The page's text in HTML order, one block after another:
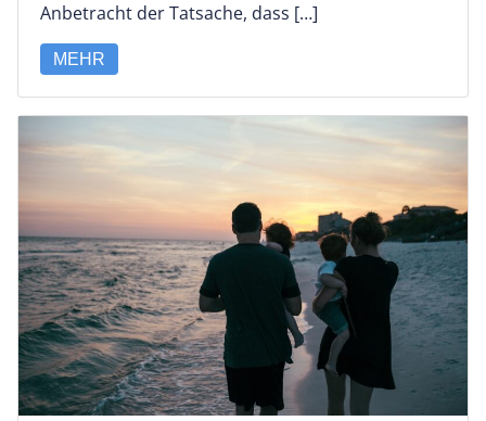
Anbetracht der Tatsache, dass […]
MEHR